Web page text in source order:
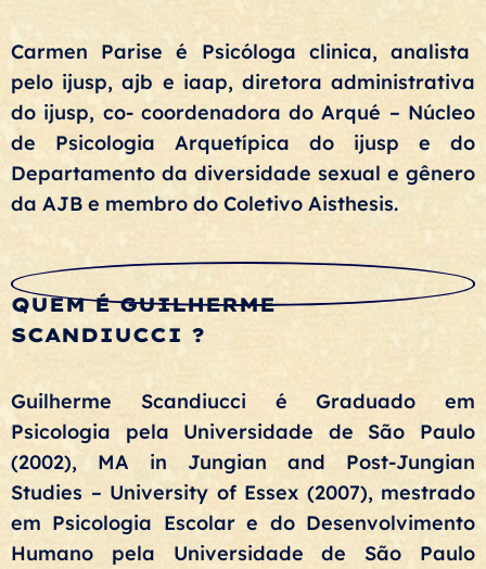
Carmen Parise é Psicóloga clinica, analista
pelo ijusp, ajb e iaap, diretora administrativa
do ijusp, co- coordenadora do Arqué – Núcleo
de Psicologia Arquetípica do ijusp e do
Departamento da diversidade sexual e gênero
da AJB e membro do Coletivo Aisthesis.
QUEM É GUILHERME
SCANDIUCCI ?
Guilherme Scandiucci é Graduado em
Psicologia pela Universidade de São Paulo
(2002), MA in Jungian and Post-Jungian
Studies – University of Essex (2007), mestrado
em Psicologia Escolar e do Desenvolvimento
Humano pela Universidade de São Paulo